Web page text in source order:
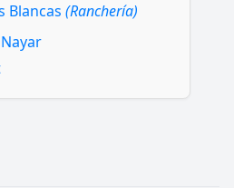
Blancas (Ranchería)